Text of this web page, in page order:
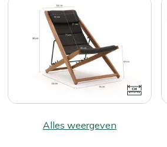
Alles weergeven